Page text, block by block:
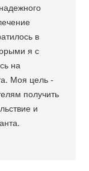
в
я с
на
Моя цель -
получить
и